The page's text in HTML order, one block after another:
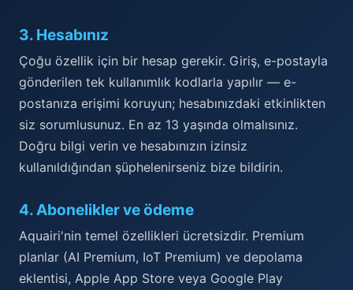
3. Hesabınız
Çoğu özellik için bir hesap gerekir. Giriş, e-postayla
gönderilen tek kullanımlık kodlarla yapılır — e-
postanıza erişimi koruyun; hesabınızdaki etkinlikten
siz sorumlusunuz. En az 13 yaşında olmalısınız.
Doğru bilgi verin ve hesabınızın izinsiz
kullanıldığından şüphelenirseniz bize bildirin.
4. Abonelikler ve ödeme
Aquairi'nin temel özellikleri ücretsizdir. Premium
planlar (AI Premium, IoT Premium) ve depolama
eklentisi, Apple App Store veya Google Play